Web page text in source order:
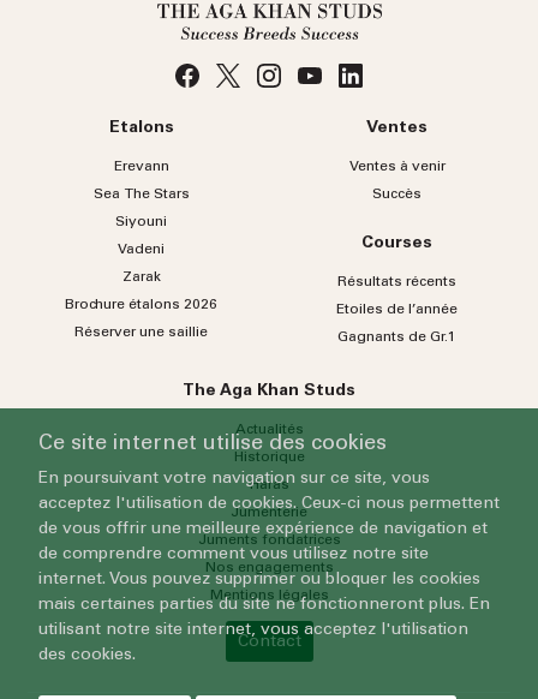
Etalons
Erevann
Sea TheStars
Siyouni
Vadeni
Zarak
Brochure étalons 2026
Réserver une saillie
Ventes
Ventes à venir
Succès
Courses
Résultats récents
Etoiles de l’année
Gagnants de Gr.1
The Aga Khan Studs
Actualités
Historique
Haras
Jumenterie
Juments fondatrices
Nos engagements
Mentions légales
Contact
Ce site internet utilise des cookies
En poursuivant votre navigation sur ce site, vous
acceptez l'utilisation de cookies. Ceux-ci nous permettent
de vous offrir une meilleure expérience de navigation et
de comprendre comment vous utilisez notre site
internet. Vous pouvez supprimer ou bloquer les cookies
mais certaines parties du site ne fonctionneront plus. En
utilisant notre site internet, vous acceptez l'utilisation
des cookies.